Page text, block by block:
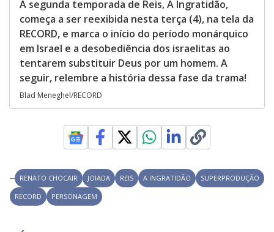
A segunda temporada de Reis, A Ingratidão,
começa a ser reexibida nesta terça (4), na tela da
RECORD, e marca o início do período monárquico
em Israel e a desobediência dos israelitas ao
tentarem substituir Deus por um homem. A
seguir, relembre a história dessa fase da trama!
Blad Meneghel/RECORD
RENATO CHOCAIR JOIADA REIS A INGRATIDÃO
SUPERPRODUÇÃO
RECORD
PERSONAGEM